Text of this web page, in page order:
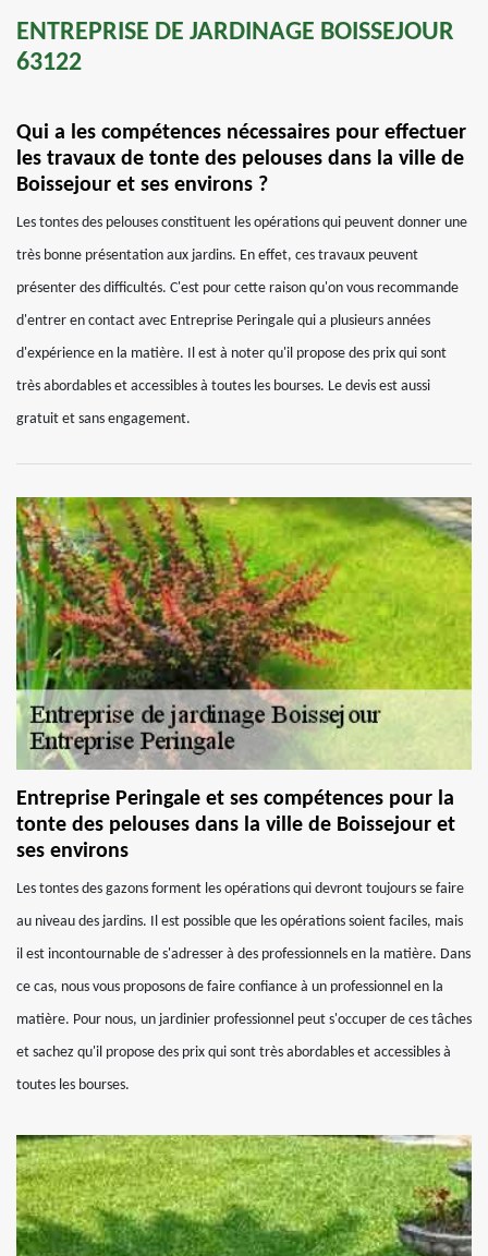
ENTREPRISE DE JARDINAGE BOISSEJOUR
63122
Qui a les compétences nécessaires pour effectuer
les travaux de tonte des pelouses dans la ville de
Boissejour et ses environs ?
Les tontes des pelouses constituent les opérations qui peuvent donner une
très bonne présentation aux jardins. En effet, ces travaux peuvent
présenter des difficultés. C'est pour cette raison qu'on vous recommande
d'entrer en contact avec Entreprise Peringale qui a plusieurs années
d'expérience en la matière. Il est à noter qu'il propose des prix qui sont
très abordables et accessibles à toutes les bourses. Le devis est aussi
gratuit et sans engagement.
Entreprise Peringale et ses compétences pour la
tonte des pelouses dans la ville de Boissejour et
ses environs
Les tontes des gazons forment les opérations qui devront toujours se faire
au niveau des jardins. Il est possible que les opérations soient faciles, mais
il est incontournable de s'adresser à des professionnels en la matière. Dans
ce cas, nous vous proposons de faire confiance à un professionnel en la
matière. Pour nous, un jardinier professionnel peut s'occuper de ces tâches
et sachez qu'il propose des prix qui sont très abordables et accessibles à
toutes les bourses.